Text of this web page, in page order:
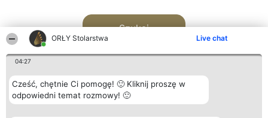
ORŁY Stolarstwa Live chat
04:27
Cześć, chętnie Ci pomogę! 🙂 Kliknij proszę w
odpowiedni temat rozmowy! 🙂
Szukaj
Organizator plebiscytu Plebiscyt Kontakt